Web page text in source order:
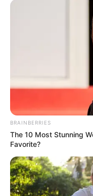
Hay consternación en
un
perdió la vida a
una balacera
barrio Pastrana de
punto de comidas
comprar.
De acuerdo a versión
registró a pocas
BRAINBERRIES
The 10 Most Stunning
Favorite?